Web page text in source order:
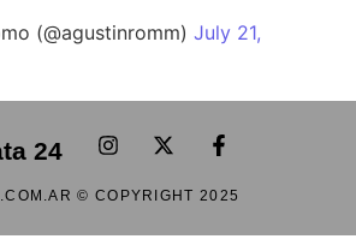
(@agustinromm) July 21,
24
© COPYRIGHT 2025